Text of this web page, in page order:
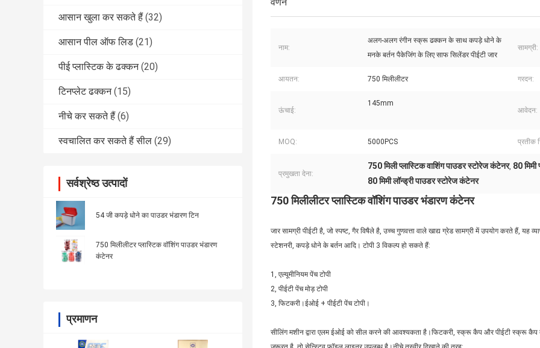
आसान खुला कर सकते हैं (32)
आसान पील ऑफ लिड (21)
पीई प्लास्टिक के ढक्कन (20)
टिनप्लेट ढक्कन (15)
नीचे कर सकते हैं (6)
स्वचालित कर सकते हैं सील (29)
सर्वश्रेष्ठ उत्पादों
54 जी कपड़े धोने का पाउडर भंडारण टिन
750 मिलीलीटर प्लास्टिक वॉशिंग पाउडर भंडारण
कंटेनर
प्रमाणन
नाम:
अलग-अलग रंगीन स्क्रू ढक्कन के साथ कपड़े धोने के
मनके बर्तन पैकेजिंग के लिए साफ सिलेंडर पीईटी जार
सामग्री:
आयतन: 750 मिलीलीटर गरदन:
ऊंचाई:
145mm
आवेदन:
MOQ: 5000PCS प्रतीक
प्रमुखता देना:
750 मिली प्लास्टिक वाशिंग पाउडर स्टोरेज कंटेनर, 80
80 मिमी लॉन्ड्री पाउडर स्टोरेज कंटेनर
750 मिलीलीटर प्लास्टिक वॉशिंग पाउडर भंडारण कंटेनर
जार सामग्री पीईटी है, जो स्पष्ट, गैर विषैले है, उच्च गुणवत्ता वाले खाद्य ग्रेड सामग्री में उपयोग करते हैं,
स्टेशनरी, कपड़े धोने के बर्तन आदि। टोपी 3 विकल्प हो सकते हैं:
1, एल्यूमीनियम पेंच टोपी
2, पीईटी पेंच मोड़ टोपी
3, फिटकरी।ईओई + पीईटी पेंच टोपी।
सीलिंग मशीन द्वारा एलम ईओई को सील करने की आवश्यकता है।फिटकरी, स्क्रू कैप और पीईटी स्क्रू